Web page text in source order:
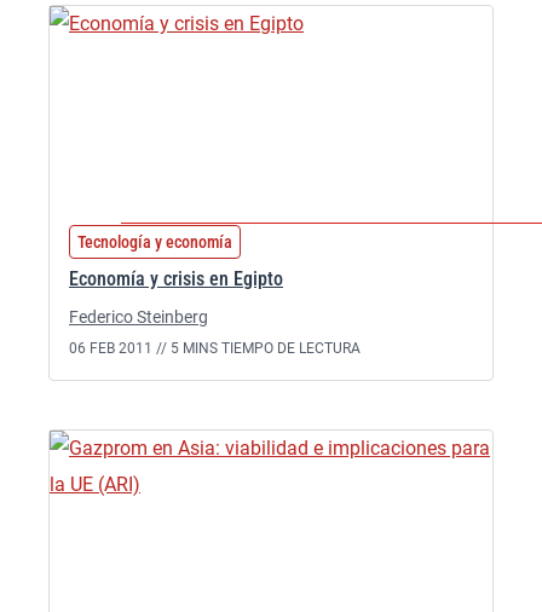
Tecnología y economía
Economía y crisis en Egipto
Federico Steinberg
06 FEB 2011 // 5 MINS TIEMPO DE LECTURA